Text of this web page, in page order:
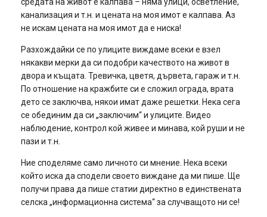
канализация и т.н. и цената на моя имот е калпава. Аз
не искам цената на моя имот да е ниска!
Разхождайки се по улиците виждаме всеки е взел
някакви мерки да си подобри качеството на живот в
двора и къщата. Тревичка, цветя, дървета, гараж и т.н.
По отношение на кражбите си е сложил ограда, врата
дето се заключва, някои имат даже решетки. Нека сега
се обединим да си „заключим“ и улиците. Видео
наблюдение, контрол кой живее и минава, кой руши и не
пази и т.н.
Ние споделяме само личното си мнение. Нека всеки
който иска да сподели своето виждане да ми пише. Ще
получи права да пише статии директно в единствената
селска „информационна система“ за случващото ни се!